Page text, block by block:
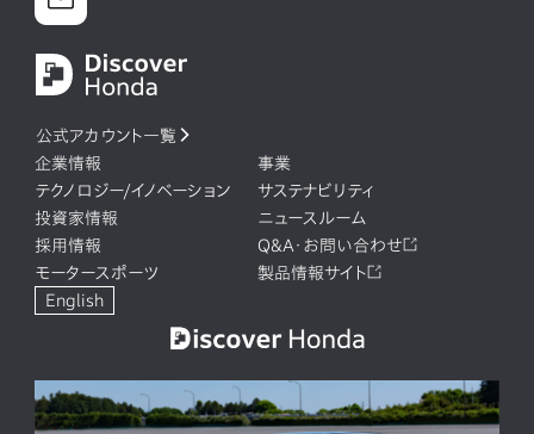
公式アカウント一覧
企業情報
事業
テクノロジー/イノベーション
サステナビリティ
投資家情報
ニュースルーム
採用情報
Q&A・お問い合わせ
モータースポーツ
製品情報サイト
English